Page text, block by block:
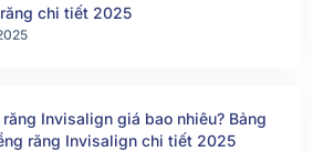
chi tiết 2025
Invisalign giá bao nhiêu? Bảng
răng Invisalign chi tiết 2025